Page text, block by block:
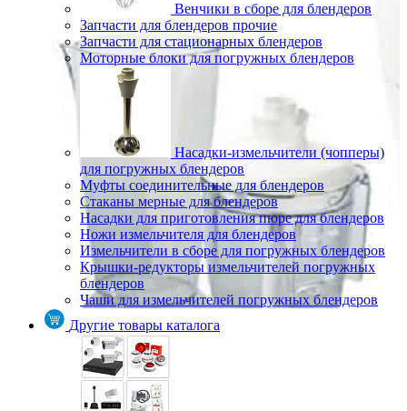
Венчики в сборе для блендеров
Запчасти для блендеров прочие
Запчасти для стационарных блендеров
Моторные блоки для погружных блендеров
Насадки-измельчители (чопперы)
для погружных блендеров
Муфты соединительные для блендеров
Стаканы мерные для блендеров
Насадки для приготовления пюре для блендеров
Ножи измельчителя для блендеров
Измельчители в сборе для погружных блендеров
Крышки-редукторы измельчителей погружных
блендеров
Чаши для измельчителей погружных блендеров
Другие товары каталога